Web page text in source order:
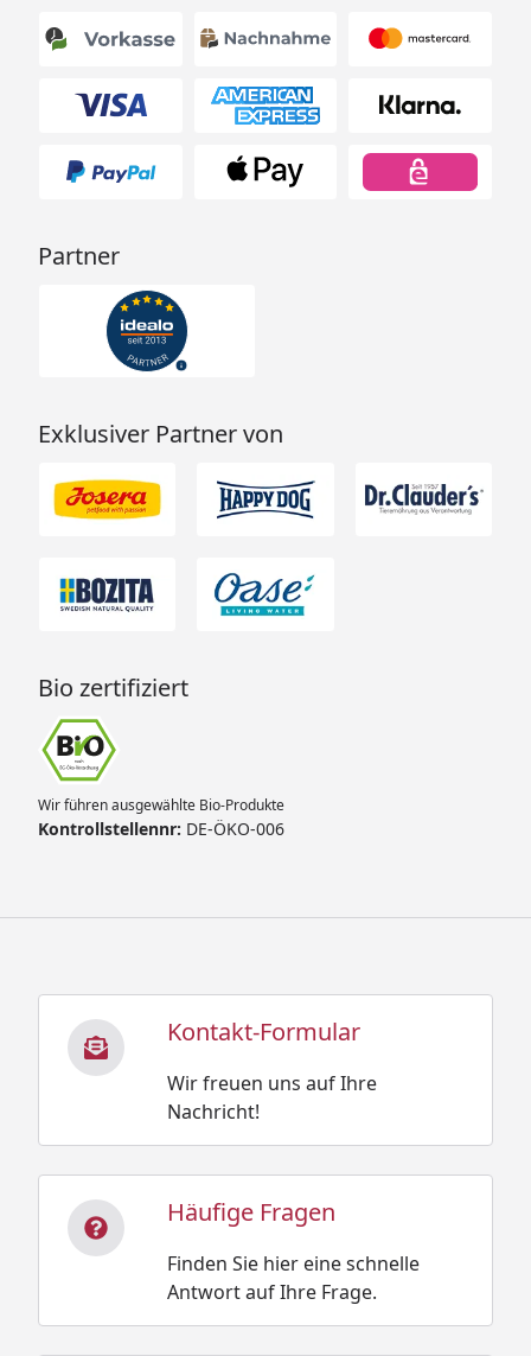
Partner
Exklusiver Partner von
Bio zertifiziert
Wir führen ausgewählte Bio-Produkte
Kontrollstellennr: DE-ÖKO-006
Kontakt-Formular
Wir freuen uns auf Ihre
Nachricht!
Häufige Fragen
Finden Sie hier eine schnelle
Antwort auf Ihre Frage.